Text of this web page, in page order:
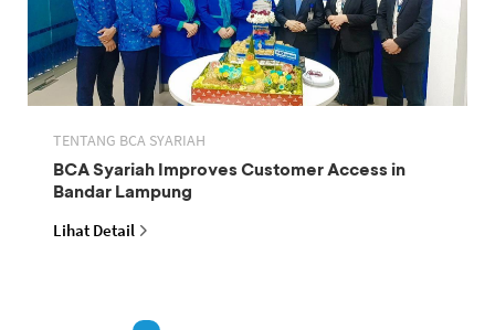
TENTANG BCA SYARIAH
BCA Syariah Improves Customer Access in
Bandar Lampung
Lihat Detail